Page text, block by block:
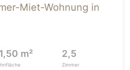
Miet-Wohnung in
m² 2,5
Zimmer